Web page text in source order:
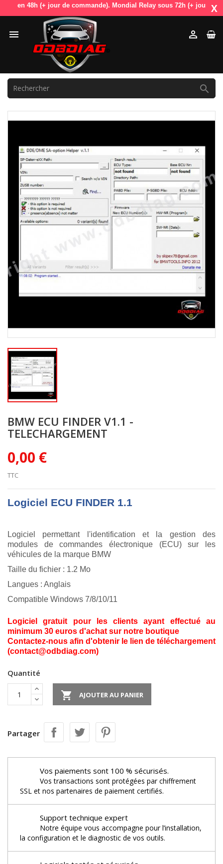
en 48h (+ jour de commande). Mondial Relay sous 72h (+ jour de X
 

BMW ECU FINDER V1.1 -
TELECHARGEMENT
0,00 €
TTC
Logiciel ECU FINDER 1.1
Logiciel permettant l'identification et la gestion des
modules de commandes électronique (ECU) sur les
véhicules de la marque BMW
Taille du fichier : 1.2 Mo
Langues : Anglais
Compatible Windows 7/8/10/11
Logiciel gratuit pour les clients ayant effectué au
minimum 30 euros d'achat sur notre boutique
Contactez-nous afin d'obtenir le lien de téléchargement
(contact@odbdiag.com)
Quantité
 AJOUTER AU PANIER
Partager
Vos paiements sont 100 % sécurisés.
Vos transactions sont protégées par chiffrement
SSL et nos partenaires de paiement certifiés.
Support technique expert
Notre équipe vous accompagne pour l’installation,
la configuration et le diagnostic de vos outils.